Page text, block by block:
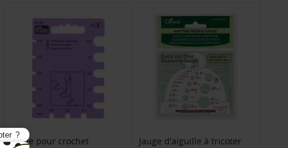
Jauge pour crochet Jauge d'aiguille à tricoter